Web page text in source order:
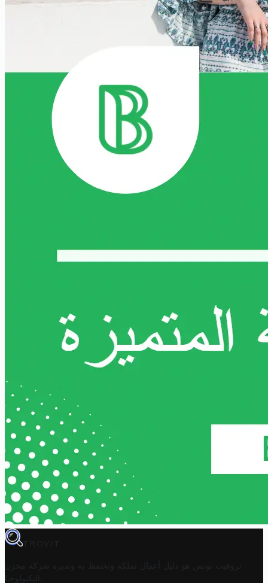
TROVIT
تروفيت تونس هو دليل أعمال تملكه وتحتفظ به وتديره
شركة مخزن
التكنولوجيا